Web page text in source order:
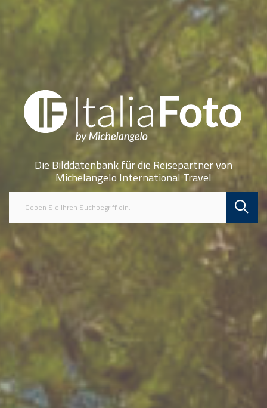
Die Bilddatenbank für die Reisepartner von
Michelangelo International Travel